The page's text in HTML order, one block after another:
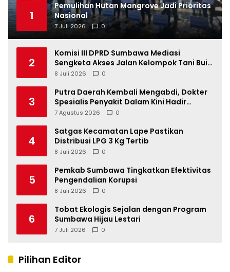
1
Pemulihan Hutan Mangrove Jadi Prioritas
Nasional
7 Juli 2026 0
2
Komisi III DPRD Sumbawa Mediasi
Sengketa Akses Jalan Kelompok Tani Buin
Dua
8 Juli 2026 0
3
Putra Daerah Kembali Mengabdi, Dokter
Spesialis Penyakit Dalam Kini Hadir
Melayani Masyarakat Sumbawa
7 Agustus 2026 0
4
Satgas Kecamatan Lape Pastikan
Distribusi LPG 3 Kg Tertib
8 Juli 2026 0
5
Pemkab Sumbawa Tingkatkan Efektivitas
Pengendalian Korupsi
8 Juli 2026 0
6
Tobat Ekologis Sejalan dengan Program
Sumbawa Hijau Lestari
7 Juli 2026 0
Pilihan Editor